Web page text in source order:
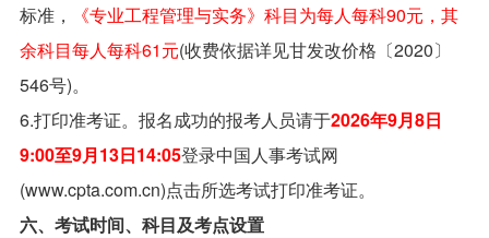
标准，
《专业工程管理与实务》科目为每人每科90元，其
余科目每人每科61元(收费依据详见甘发改价格〔2020〕
546号)。
6.打印准考证。报名成功的报考人员请于2026年9月8日
9:00至9月13日14:05登录中国人事考试网
(www.cpta.com.cn)点击所选考试打印准考证。
六、考试时间、科目及考点设置